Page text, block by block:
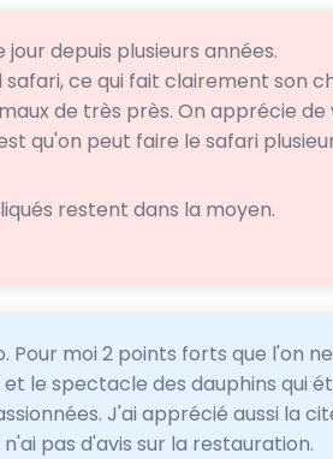
depuis plusieurs années.
ce qui fait clairement son
de très près. On apprécie de
qu'on peut faire le safari
restent dans la moyen.
Pour moi 2 points forts que l'on
le spectacle des dauphins qui
J'ai apprécié aussi la
pas d'avis sur la restauration.